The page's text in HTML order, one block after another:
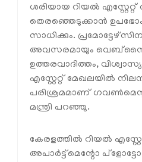
ശരിയായ റിയൽ
തെരഞ്ഞെടുക്കാൻ
സാധിക്കും.
അവസരമായും
ഉത്തരവാദിത്തം,
എസ്റ്റേറ്റ് മേഖലയിൽ
പരിശ്രമമാണ്
മന്ത്രി പറഞ്ഞു.
കേരളത്തിൽ റിയൽ
അപാർട്ട്‌മെന്റോ